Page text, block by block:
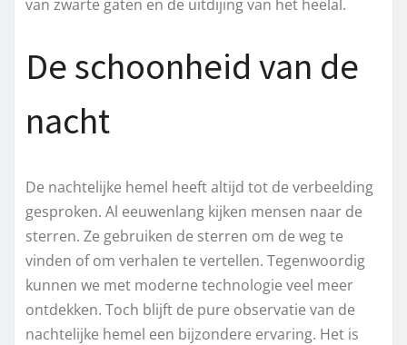
van zwarte gaten en de uitdijing van het heelal.
De schoonheid van de
nacht
De nachtelijke hemel heeft altijd tot de verbeelding
gesproken. Al eeuwenlang kijken mensen naar de
sterren. Ze gebruiken de sterren om de weg te
vinden of om verhalen te vertellen. Tegenwoordig
kunnen we met moderne technologie veel meer
ontdekken. Toch blijft de pure observatie van de
nachtelijke hemel een bijzondere ervaring. Het is